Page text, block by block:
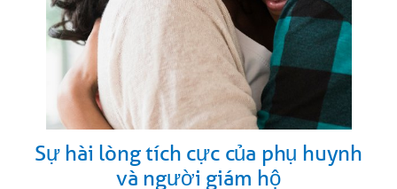
Sự hài lòng tích cực của phụ huynh
và người giám hộ